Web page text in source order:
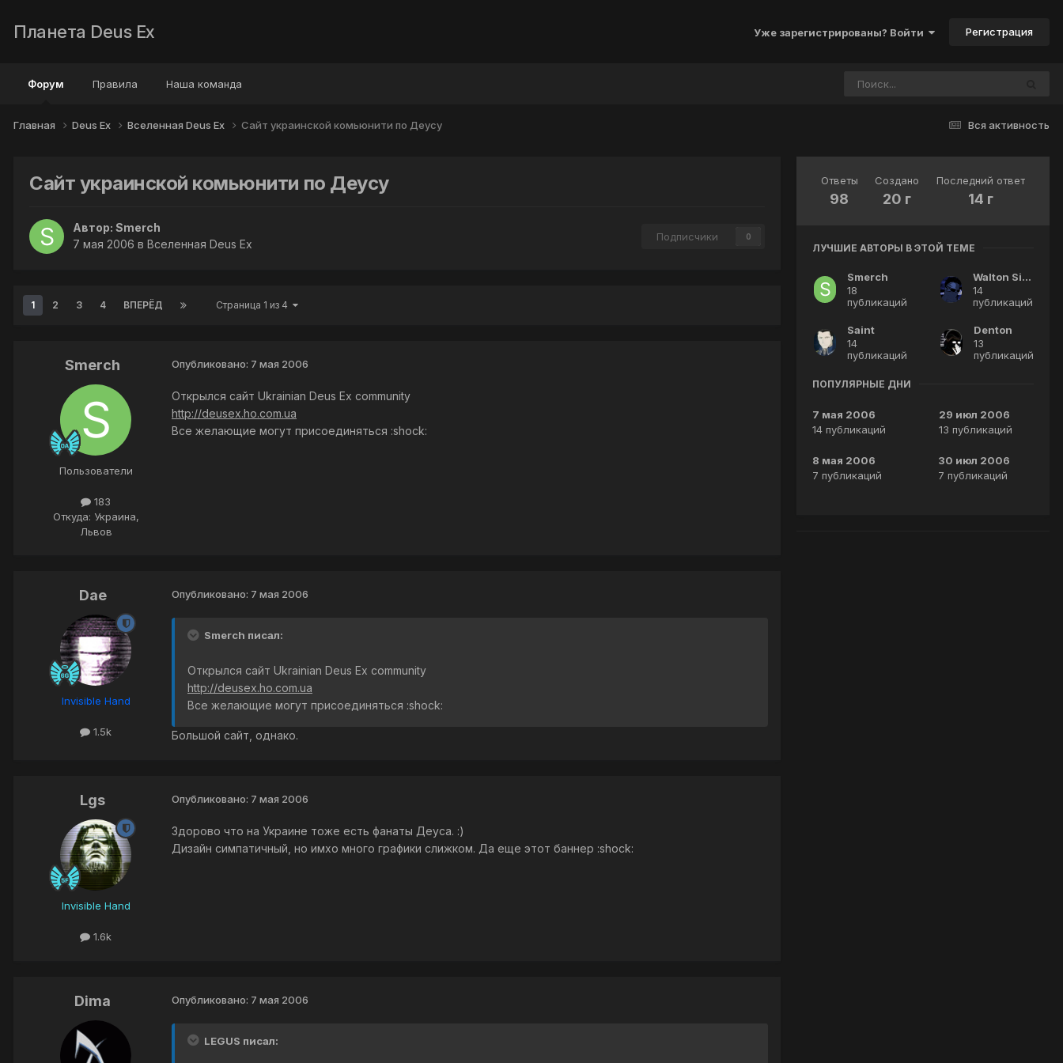
Планета Deus Ex Уже зарегистрированы? Войти Регистрация
Форум Правила Наша команда
Вся активность
Главная Deus Ex Вселенная Deus Ex Сайт украинской комьюнити по Деусу
Сайт украинской комьюнити по Деусу
Автор: Smerch
7 мая 2006 в Вселенная Deus Ex
Подписчики 0
1 2 3 4 ВПЕРЁД Страница 1 из 4
Smerch
Пользователи
183
Откуда: Украина,
Львов
Опубликовано: 7 мая 2006
Открылся сайт Ukrainian Deus Ex community
http://deusex.ho.com.ua
Все желающие могут присоединяться :shock:
Dae
Invisible Hand
1.5k
Опубликовано: 7 мая 2006
Smerch писал:
Открылся сайт Ukrainian Deus Ex community
http://deusex.ho.com.ua
Все желающие могут присоединяться :shock:
Большой сайт, однако.
Lgs
Invisible Hand
1.6k
Опубликовано: 7 мая 2006
Здорово что на Украине тоже есть фанаты Деуса. :)
Дизайн симпатичный, но имхо много графики слижком. Да еще этот баннер :shock:
Dima Опубликовано: 7 мая 2006
LEGUS писал:
Ответы
98
Создано
20 г
Последний ответ
14 г
ЛУЧШИЕ АВТОРЫ В ЭТОЙ ТЕМЕ
Smerch
18
публикаций
Walton Simons
14
публикаций
Saint
14
публикаций
Denton
13
публикаций
ПОПУЛЯРНЫЕ ДНИ
7 мая 2006
14 публикаций
29 июл 2006
13 публикаций
8 мая 2006
7 публикаций
30 июл 2006
7 публикаций